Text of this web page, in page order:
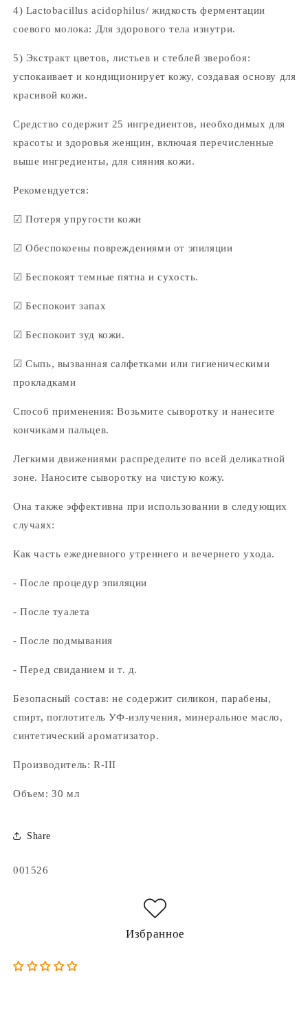
4) Lactobacillus acidophilus/ жидкость ферментации
соевого молока: Для здорового тела изнутри.
5) Экстракт цветов, листьев и стеблей зверобоя:
успокаивает и кондиционирует кожу, создавая основу для
красивой кожи.
Средство содержит 25 ингредиентов, необходимых для
красоты и здоровья женщин, включая перечисленные
выше ингредиенты, для сияния кожи.
Рекомендуется:
☑ Потеря упругости кожи
☑ Обеспокоены повреждениями от эпиляции
☑ Беспокоят темные пятна и сухость.
☑ Беспокоит запах
☑ Беспокоит зуд кожи.
☑ Сыпь, вызванная салфетками или гигиеническими
прокладками
Способ применения: Возьмите сыворотку и нанесите
кончиками пальцев.
Легкими движениями распределите по всей деликатной
зоне. Наносите сыворотку на чистую кожу.
Она также эффективна при использовании в следующих
случаях:
Как часть ежедневного утреннего и вечернего ухода.
- После процедур эпиляции
- После туалета
- После подмывания
- Перед свиданием и т. д.
Безопасный состав: не содержит силикон, парабены,
спирт, поглотитель УФ-излучения, минеральное масло,
синтетический ароматизатор.
Производитель: R-III
Объем: 30 мл
Share
Артикул:
001526
Избранное